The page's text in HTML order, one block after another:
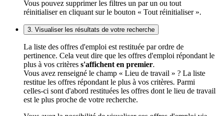
Vous pouvez supprimer les filtres un par un ou tout
réinitialiser en cliquant sur le bouton « Tout réinitialiser ».
3. Visualiser les résultats de votre recherche
La liste des offres d'emploi est restituée par ordre de
pertinence. Cela veut dire que les offres d'emploi répondant le
plus à vos critères s'affichent en premier.
Vous avez renseigné le champ « Lieu de travail » ? La liste
restitue les offres répondant le plus à vos critères. Parmi
celles-ci sont d'abord restituées les offres dont le lieu de travail
est le plus proche de votre recherche.